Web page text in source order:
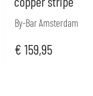
By-Bar Amsterdam
€ 159,95